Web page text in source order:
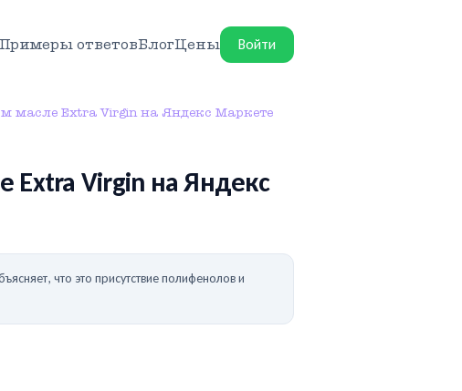
Примеры ответовБлогЦены Войти
масле Extra Virgin на Яндекс Маркете
Extra Virgin на Яндекс
что это присутствие полифенолов и